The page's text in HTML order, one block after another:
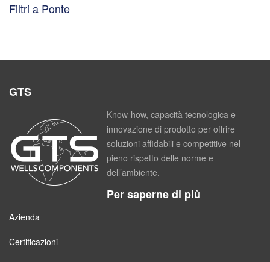
Filtri a Ponte
GTS
Know-how, capacità tecnologica e
innovazione di prodotto per offrire
soluzioni affidabili e competitive nel
pieno rispetto delle norme e
dell’ambiente.
Per saperne di più
Azienda
Certificazioni